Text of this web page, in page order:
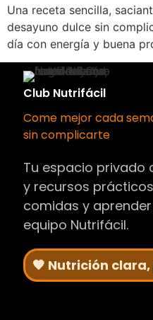
Una receta sencilla,
desayuno dulce sin
día con energía y buena
Club Nutrifácil
Come mejor cada
sin complicarte
Tu espacio privado
y recursos
comidas y
equipo Nutrifácil.
🧡 Nutrición